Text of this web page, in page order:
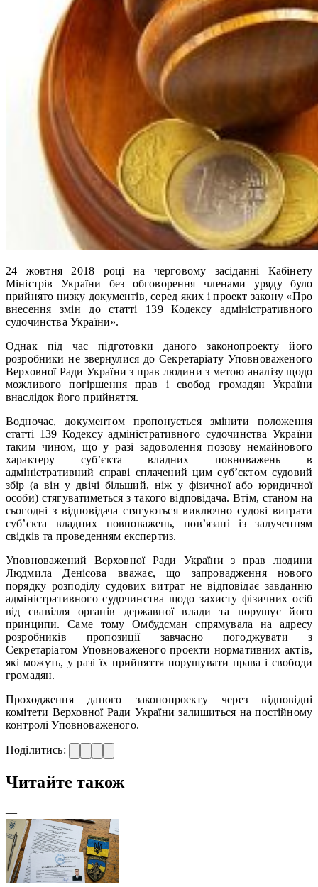
24 жовтня 2018 році на черговому засіданні Кабінету
Міністрів України без обговорення членами уряду було
прийнято низку документів, серед яких і проект закону «Про
внесення змін до статті 139 Кодексу адміністративного
судочинства України».
Однак під час підготовки даного законопроекту його
розробники не звернулися до Секретаріату Уповноваженого
Верховної Ради України з прав людини з метою аналізу щодо
можливого погіршення прав і свобод громадян України
внаслідок його прийняття.
Водночас, документом пропонується змінити положення
статті 139 Кодексу адміністративного судочинства України
таким чином, що у разі задоволення позову немайнового
характеру суб’єкта владних повноважень в
адміністративний справі сплачений цим суб’єктом судовий
збір (а він у двічі більший, ніж у фізичної або юридичної
особи) стягуватиметься з такого відповідача. Втім, станом на
сьогодні з відповідача стягуються виключно судові витрати
суб’єкта владних повноважень, пов’язані із залученням
свідків та проведенням експертиз.
Уповноважений Верховної Ради України з прав людини
Людмила Денісова вважає, що запровадження нового
порядку розподілу судових витрат не відповідає завданню
адміністративного судочинства щодо захисту фізичних осіб
від свавілля органів державної влади та порушує його
принципи. Саме тому Омбудсман спрямувала на адресу
розробників пропозиції завчасно погоджувати з
Секретаріатом Уповноваженого проекти нормативних актів,
які можуть, у разі їх прийняття порушувати права і свободи
громадян.
Проходження даного законопроекту через відповідні
комітети Верховної Ради України залишиться на постійному
контролі Уповноваженого.
Поділитись:
Читайте також
—